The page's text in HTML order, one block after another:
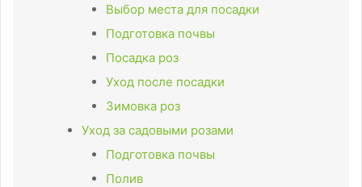
Выбор места для посадки
Подготовка почвы
Посадка роз
Уход после посадки
Зимовка роз
Уход за садовыми розами
Подготовка почвы
Полив